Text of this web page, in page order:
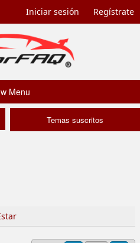
Iniciar sesión Regístrate
Menu
Temas suscritos